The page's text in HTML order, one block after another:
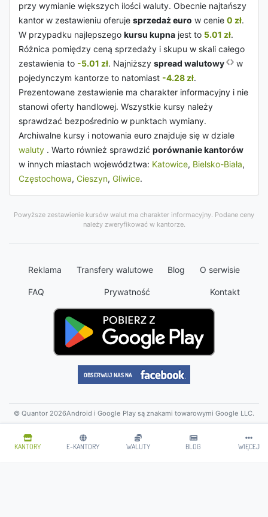
KANTORY E-KANTORY WALUTY BLOG WIĘCEJ
przy wymianie większych ilości waluty. Obecnie najtańszy
kantor w zestawieniu oferuje sprzedaż euro w cenie 0 zł.
W przypadku najlepszego kursu kupna jest to 5.01 zł.
Różnica pomiędzy ceną sprzedaży i skupu w skali całego
zestawienia to -5.01 zł. Najniższy spread walutowy
w
pojedynczym kantorze to natomiast -4.28 zł.
Prezentowane zestawienie ma charakter informacyjny i nie
stanowi oferty handlowej. Wszystkie kursy należy
sprawdzać bezpośrednio w punktach wymiany.
Archiwalne kursy i notowania euro znajduje się w dziale
waluty . Warto również sprawdzić porównanie kantorów
w innych miastach województwa: Katowice, Bielsko-Biała,
Częstochowa, Cieszyn, Gliwice.
Powyższe zestawienie kursów walut ma charakter informacyjny. Podane ceny
należy zweryfikować w kantorze.
Reklama Transfery walutowe Blog O serwisie
FAQ Prywatność Kontakt
© Quantor 2026Android i Google Play są znakami towarowymi Google LLC.